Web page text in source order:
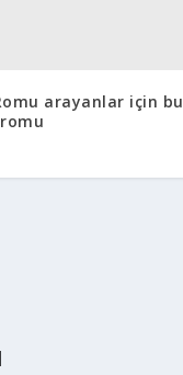
arayanlar için